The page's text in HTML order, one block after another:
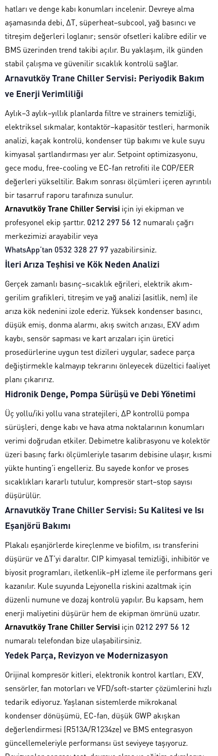
hatları ve denge kabı konumları incelenir. Devreye alma
aşamasında debi, ΔT, süperheat–subcool, yağ basıncı ve
titreşim değerleri loglanır; sensör ofsetleri kalibre edilir ve
BMS üzerinden trend takibi açılır. Bu yaklaşım, ilk günden
stabil çalışma ve güvenilir sıcaklık kontrolü sağlar.
Arnavutköy Trane Chiller Servisi: Periyodik Bakım
ve Enerji Verimliliği
Aylık–3 aylık–yıllık planlarda filtre ve strainers temizliği,
elektriksel sıkmalar, kontaktör–kapasitör testleri, harmonik
analizi, kaçak kontrolü, kondenser tüp bakımı ve kule suyu
kimyasal şartlandırması yer alır. Setpoint optimizasyonu,
gece modu, free-cooling ve EC-fan retrofiti ile COP/EER
değerleri yükseltilir. Bakım sonrası ölçümleri içeren ayrıntılı
bir tasarruf raporu tarafınıza sunulur.
Arnavutköy Trane Chiller Servisi için iyi ekipman ve
profesyonel ekip şarttır. 0212 297 56 12 numaralı çağrı
merkezimizi arayabilir veya
WhatsApp’tan 0532 328 27 97 yazabilirsiniz.
İleri Arıza Teşhisi ve Kök Neden Analizi
Gerçek zamanlı basınç–sıcaklık eğrileri, elektrik akım-
gerilim grafikleri, titreşim ve yağ analizi (asitlik, nem) ile
arıza kök nedenini izole ederiz. Yüksek kondenser basıncı,
düşük emiş, donma alarmı, akış switch arızası, EXV adım
kaybı, sensör sapması ve kart arızaları için üretici
prosedürlerine uygun test dizileri uygular, sadece parça
değiştirmekle kalmayıp tekrarını önleyecek düzeltici faaliyet
planı çıkarırız.
Hidronik Denge, Pompa Sürüşü ve Debi Yönetimi
Üç yollu/iki yollu vana stratejileri, ΔP kontrollü pompa
sürüşleri, denge kabı ve hava atma noktalarının konumları
verimi doğrudan etkiler. Debimetre kalibrasyonu ve kolektör
üzeri basınç farkı ölçümleriyle tasarım debisine ulaşır, kısmi
yükte hunting’i engelleriz. Bu sayede konfor ve proses
sıcaklıkları kararlı tutulur, kompresör start–stop sayısı
düşürülür.
Arnavutköy Trane Chiller Servisi: Su Kalitesi ve Isı
Eşanjörü Bakımı
Plakalı eşanjörlerde kireçlenme ve biofilm, ısı transferini
düşürür ve ΔT’yi daraltır. CIP kimyasal temizliği, inhibitör ve
biyosit programları, iletkenlik–pH izleme ile performans geri
kazanılır. Kule suyunda Lejyonella riskini azaltmak için
düzenli numune ve dozaj kontrolü yapılır. Bu kapsam, hem
enerji maliyetini düşürür hem de ekipman ömrünü uzatır.
Arnavutköy Trane Chiller Servisi için 0212 297 56 12
numaralı telefondan bize ulaşabilirsiniz.
Yedek Parça, Revizyon ve Modernizasyon
Orijinal kompresör kitleri, elektronik kontrol kartları, EXV,
sensörler, fan motorları ve VFD/soft-starter çözümlerini hızlı
tedarik ediyoruz. Yaşlanan sistemlerde mikrokanal
kondenser dönüşümü, EC-fan, düşük GWP akışkan
değerlendirmesi (R513A/R1234ze) ve BMS entegrasyon
güncellemeleriyle performansı üst seviyeye taşıyoruz.